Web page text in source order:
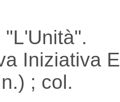
Iniziativa
; col.